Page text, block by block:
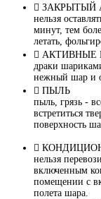
ЗАКРЫТЫЙ
нельзя
минут, тем
летать,
АКТИВНЫЕ
драки
нежный шар и
ПЫЛЬ
пыль, грязь -
встретиться
поверхность
нельзя
включенным
помещении с
полета шара.